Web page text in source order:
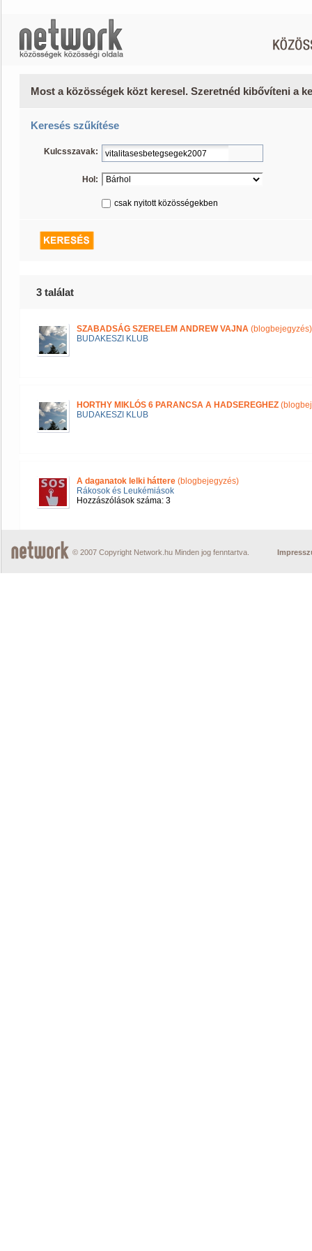
Most a közösségek közt keresel. Szeretnéd kibővíteni a
Keresés szűkítése
Kulcsszavak:
Hol:
csak nyitott közösségekben
3 találat
SZABADSÁG SZERELEM ANDREW VAJNA (blogbejegyzés)
BUDAKESZI KLUB
HORTHY MIKLÓS 6 PARANCSA A HADSEREGHEZ
BUDAKESZI KLUB
A daganatok lelki háttere (blogbejegyzés)
Rákosok és Leukémiások
Hozzászólások száma: 3
© 2007 Copyright Network.hu Minden jog fenntartva.